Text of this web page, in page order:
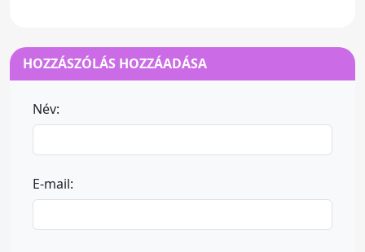
HOZZÁSZÓLÁS HOZZÁADÁSA
Név:
E-mail: